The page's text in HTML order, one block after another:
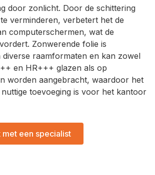
door zonlicht. Door de schittering
verminderen, verbetert het de
computerschermen, wat de
Zonwerende folie is
diverse raamformaten en kan zowel
en HR+++ glazen als op
worden aangebracht, waardoor het
toevoeging is voor het kantoor
met een specialist